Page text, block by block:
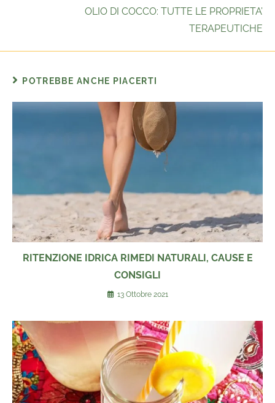
OLIO DI COCCO: TUTTE LE PROPRIETA’
TERAPEUTICHE
POTREBBE ANCHE PIACERTI
RITENZIONE IDRICA RIMEDI NATURALI, CAUSE E
CONSIGLI
13 Ottobre 2021